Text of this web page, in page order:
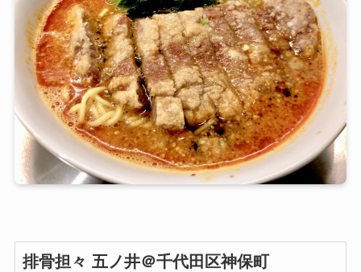
排骨担々 五ノ井＠千代田区神保町